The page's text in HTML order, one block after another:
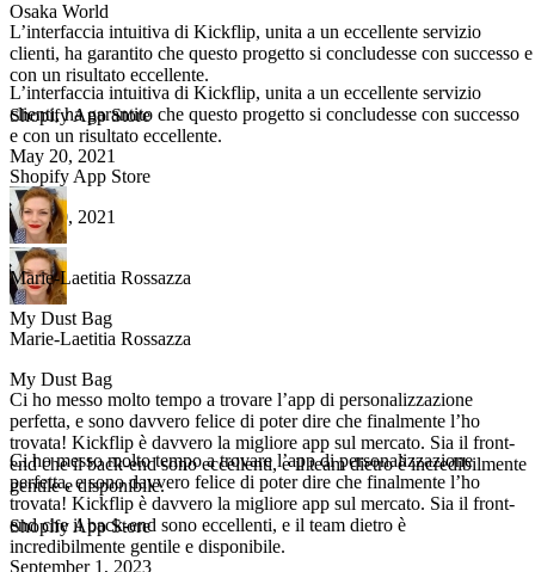
L’interfaccia intuitiva di Kickflip, unita a un eccellente servizio
clienti, ha garantito che questo progetto si concludesse con successo e
con un risultato eccellente.
Shopify App Store
May 20, 2021
Marie-Laetitia Rossazza
My Dust Bag
Ci ho messo molto tempo a trovare l’app di personalizzazione
perfetta, e sono davvero felice di poter dire che finalmente l’ho
trovata! Kickflip è davvero la migliore app sul mercato. Sia il front-
end che il back-end sono eccellenti, e il team dietro è incredibilmente
gentile e disponibile.
Shopify App Store
September 1, 2023
Osaka World
L’interfaccia intuitiva di Kickflip, unita a un eccellente servizio
clienti, ha garantito che questo progetto si concludesse con successo
e con un risultato eccellente.
Shopify App Store
May 20, 2021
Marie-Laetitia Rossazza
My Dust Bag
Ci ho messo molto tempo a trovare l’app di personalizzazione
perfetta, e sono davvero felice di poter dire che finalmente l’ho
trovata! Kickflip è davvero la migliore app sul mercato. Sia il front-
end che il back-end sono eccellenti, e il team dietro è
incredibilmente gentile e disponibile.